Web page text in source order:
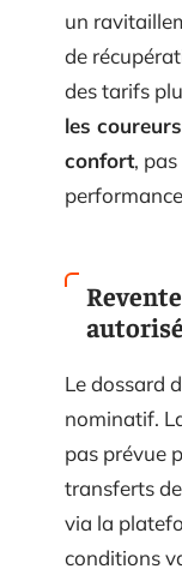
un
de
des tarifs
les
confort,
Le dossard
nominatif.
pas prévue
transferts
via la
conditions